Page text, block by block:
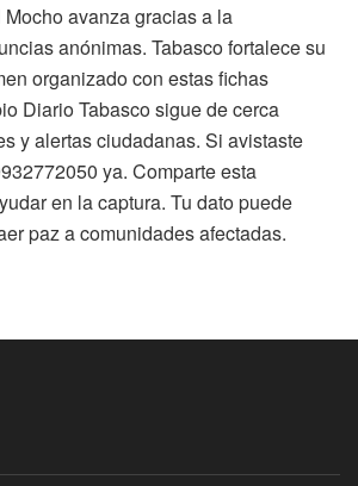
avanza gracias a la
anónimas. Tabasco fortalece su
organizado con estas fichas
Diario Tabasco sigue de cerca
y alertas ciudadanas. Si avistaste
ya. Comparte esta
en la captura. Tu dato puede
paz a comunidades afectadas.